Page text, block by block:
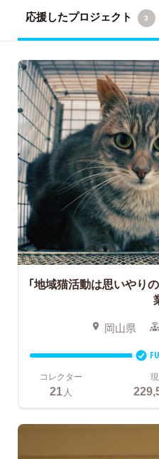
応援したプロジェクト 3
「地域猫活動は思いやり
岡山県
コレクター
21 人